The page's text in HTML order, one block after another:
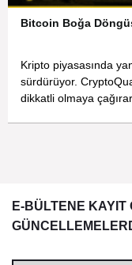
Bitcoin Boğa
Kripto piyasasında
sürdürüyor.
dikkatli olmaya
E-BÜLTENE